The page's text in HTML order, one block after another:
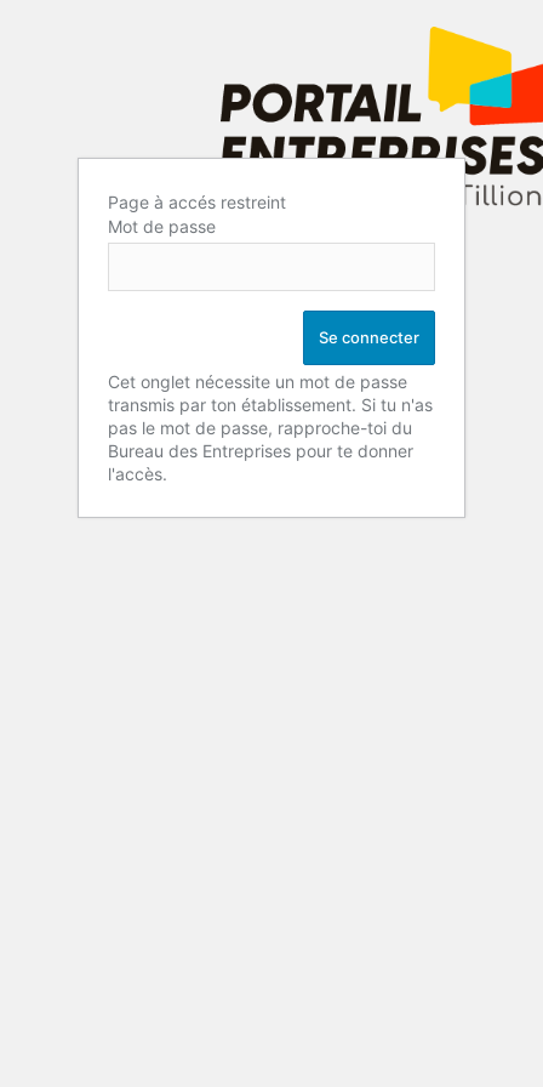
Page à accés restreint
Mot de passe
Cet onglet nécessite un mot de passe
transmis par ton établissement. Si tu n'as
pas le mot de passe, rapproche-toi du
Bureau des Entreprises pour te donner
l'accès.